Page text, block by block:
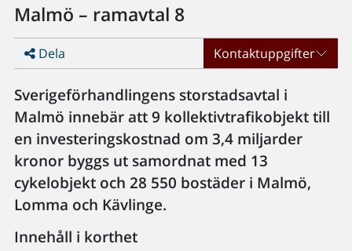
Malmö – ramavtal 8
Dela Kontaktuppgifter
Sverigeförhandlingens storstadsavtal i
Malmö innebär att 9 kollektivtrafikobjekt till
en investeringskostnad om 3,4 miljarder
kronor byggs ut samordnat med 13
cykelobjekt och 28 550 bostäder i Malmö,
Lomma och Kävlinge.
Innehåll i korthet